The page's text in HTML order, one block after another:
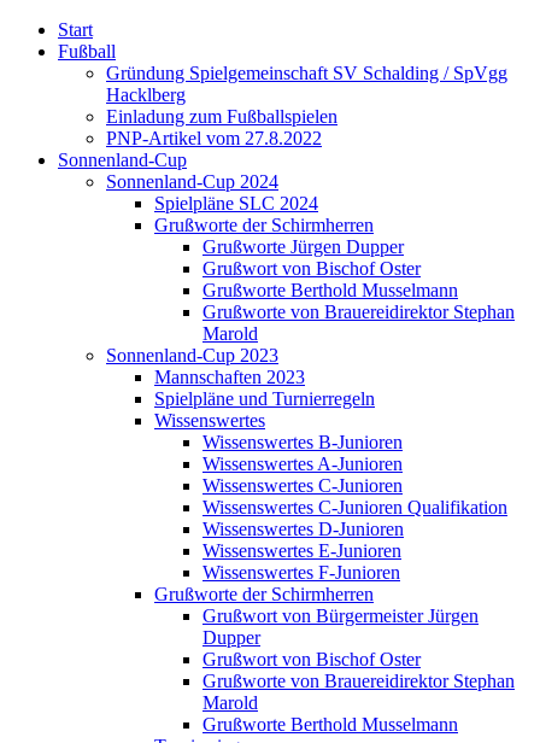
Start
Fußball
Gründung Spielgemeinschaft SV Schalding / SpVgg
Hacklberg
Einladung zum Fußballspielen
PNP-Artikel vom 27.8.2022
Sonnenland-Cup
Sonnenland-Cup 2024
Spielpläne SLC 2024
Grußworte der Schirmherren
Grußworte Jürgen Dupper
Grußwort von Bischof Oster
Grußworte Berthold Musselmann
Grußworte von Brauereidirektor Stephan
Marold
Sonnenland-Cup 2023
Mannschaften 2023
Spielpläne und Turnierregeln
Wissenswertes
Wissenswertes B-Junioren
Wissenswertes A-Junioren
Wissenswertes C-Junioren
Wissenswertes C-Junioren Qualifikation
Wissenswertes D-Junioren
Wissenswertes E-Junioren
Wissenswertes F-Junioren
Grußworte der Schirmherren
Grußwort von Bürgermeister Jürgen
Dupper
Grußwort von Bischof Oster
Grußworte von Brauereidirektor Stephan
Marold
Grußworte Berthold Musselmann